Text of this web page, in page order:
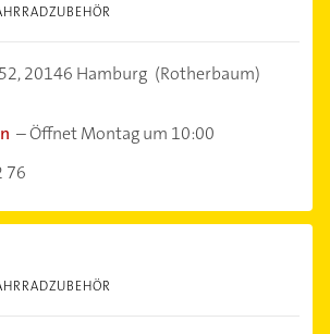
20146 Hamburg (Rotherbaum)
–Öffnet Montag um 10:00
76